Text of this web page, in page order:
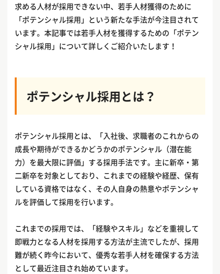
求める人材が採用できない中、若手人材獲得のために
「ポテンシャル採用」という新たな手法が今注目されて
います。本記事では若手人材を獲得するための「ポテン
シャル採用」について詳しくご紹介いたします！
ポテンシャル採用とは？
ポテンシャル採用とは、「入社後、求職者のこれからの
成長や期待ができるかどうかのポテンシャル（潜在能
力）を最大限に評価」する採用手法です。主に新卒・第
二新卒を対象としており、これまでの経験や経歴、保有
している資格ではなく、その人自身の熱意やポテンシャ
ルを評価して採用を行います。
これまでの採用では、「経験やスキル」などを重視して
即戦力となる人材を採用する方法が主流でしたが、採用
難が続く昨今において、優秀な若手人材を確保する方法
として最近注目され始めています。